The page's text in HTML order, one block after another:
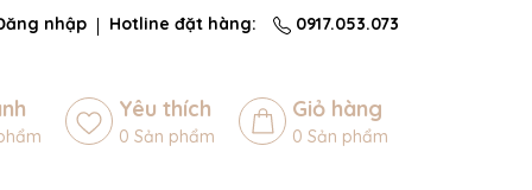
nhập Hotline đặt hàng: 0917.053.073
Yêu thích
0 Sản phẩm
Giỏ hàng
0 Sản phẩm